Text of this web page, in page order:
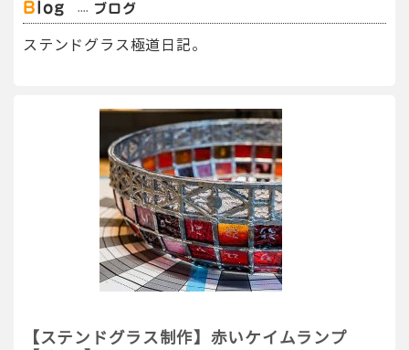
Blog ブログ
ステンドグラス極道日記。
【ステンドグラス制作】赤いケイムランプ